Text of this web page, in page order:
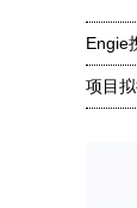
Engie
项目